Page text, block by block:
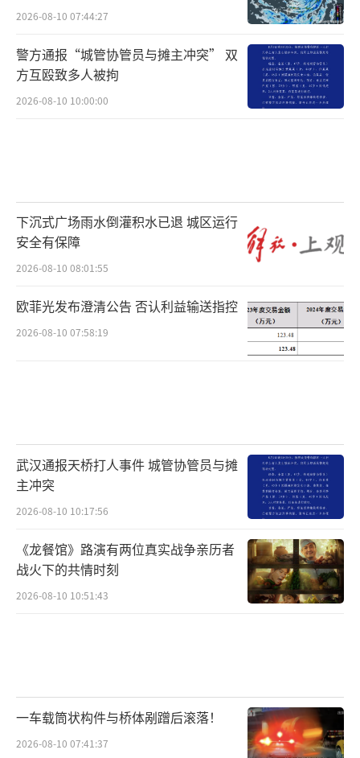
2026-08-10 07:44:27
警方通报“城管协管员与摊主冲突” 双
方互殴致多人被拘
2026-08-10 10:00:00
下沉式广场雨水倒灌积水已退 城区运行
安全有保障
2026-08-10 08:01:55
欧菲光发布澄清公告 否认利益输送指控
2026-08-10 07:58:19
武汉通报天桥打人事件 城管协管员与摊
主冲突
2026-08-10 10:17:56
《龙餐馆》路演有两位真实战争亲历者
战火下的共情时刻
2026-08-10 10:51:43
一车载筒状构件与桥体剐蹭后滚落！
2026-08-10 07:41:37